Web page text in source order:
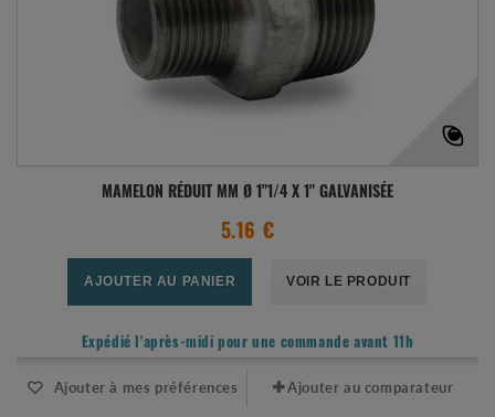
MAMELON RÉDUIT MM Ø 1"1/4 X 1" GALVANISÉE
5.16 €
AJOUTER AU PANIER VOIR LE PRODUIT
Expédié l'après-midi pour une commande avant 11h
Ajouter à mes préférences Ajouter au comparateur